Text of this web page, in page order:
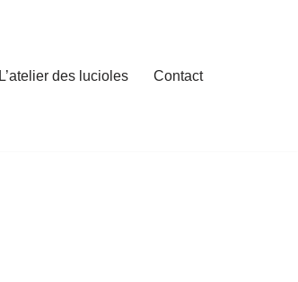
L’atelier des lucioles Contact